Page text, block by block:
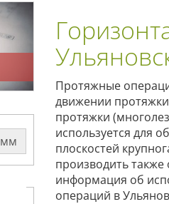
мм
Протяжные
движении
протяжки
используется для
плоскостей
производить
информация об
операций в